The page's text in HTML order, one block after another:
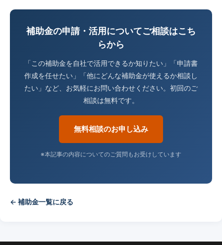
補助金の申請・活用についてご相談はこち
らから
「この補助金を自社で活用できるか知りたい」「申請書
作成を任せたい」「他にどんな補助金が使えるか相談し
たい」など、お気軽にお問い合わせください。初回のご
相談は無料です。
無料相談のお申し込み
※本記事の内容についてのご質問もお受けしています
← 補助金一覧に戻る